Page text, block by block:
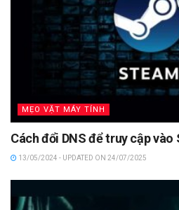
MẸO VẶT MÁY TÍNH
Cách đổi DNS để truy cập
13/05/2024 - UPDATED ON 24/07/2025